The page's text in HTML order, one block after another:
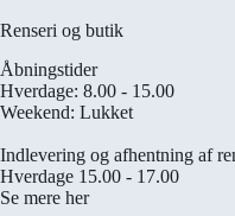
Renseri og butik
Åbningstider
Hverdage: 8.00 - 15.00
Weekend: Lukket
Indlevering og afhentning af
Hverdage 15.00 - 17.00
Se mere her